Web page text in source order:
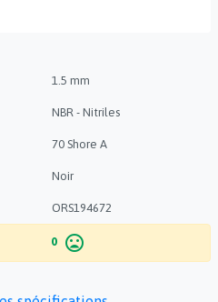
1.5 mm
NBR - Nitriles
70 Shore A
Noir
ORS194672
0 mood_bad